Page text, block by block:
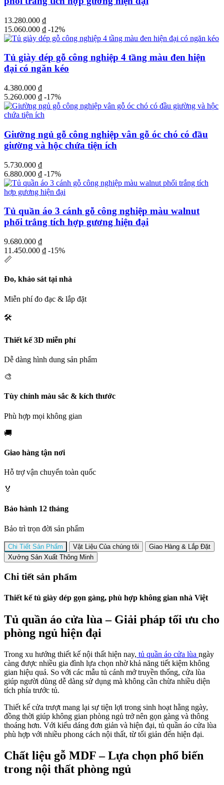
13.280.000 ₫
15.060.000 ₫ -12%
Tủ giày dép gỗ công nghiệp 4 tầng màu đen hiện
đại có ngăn kéo
4.380.000 ₫
5.260.000 ₫ -17%
Giường ngủ gỗ công nghiệp vân gỗ óc chó có đầu
giường và hộc chứa tiện ích
5.730.000 ₫
6.880.000 ₫ -17%
Tủ quần áo 3 cánh gỗ công nghiệp màu walnut
phối trắng tích hợp gương hiện đại
9.680.000 ₫
11.450.000 ₫ -15%
📏
Đo, khảo sát tại nhà
Miễn phí đo đạc & lắp đặt
🛠️
Thiết kế 3D miễn phí
Dễ dàng hình dung sản phẩm
🎨
Tùy chỉnh màu sắc & kích thước
Phù hợp mọi không gian
🚚
Giao hàng tận nơi
Hỗ trợ vận chuyển toàn quốc
🏅
Bảo hành 12 tháng
Bảo trì trọn đời sản phẩm
Chi Tiết Sản Phẩm Vật Liệu Của chúng tôi
Giao Hàng & Lắp Đặt
Xưởng Sản Xuất Thông Minh
Chi tiết sản phẩm
Thiết kế tủ giày dép gọn gàng, phù hợp không gian nhà Việt
Tủ quần áo cửa lùa – Giải pháp tối ưu cho
phòng ngủ hiện đại
Trong xu hướng thiết kế nội thất hiện nay, tủ quần áo cửa lùa ngày
càng được nhiều gia đình lựa chọn nhờ khả năng tiết kiệm không
gian hiệu quả. So với các mẫu tủ cánh mở truyền thống, cửa lùa
giúp người dùng dễ dàng sử dụng mà không cần chừa nhiều diện
tích phía trước tủ.
Thiết kế cửa trượt mang lại sự tiện lợi trong sinh hoạt hằng ngày,
đồng thời giúp không gian phòng ngủ trở nên gọn gàng và thông
thoáng hơn. Với kiểu dáng đơn giản và hiện đại, tủ quần áo cửa lùa
phù hợp với nhiều phong cách nội thất, từ tối giản đến hiện đại.
Chất liệu gỗ MDF – Lựa chọn phổ biến
trong nội thất phòng ngủ